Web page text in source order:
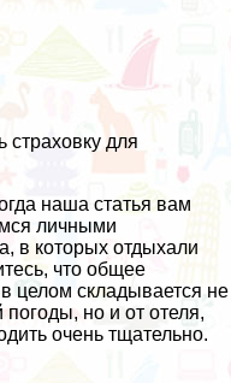
страховку для
наша статья вам
личными
в которых отдыхали
что общее
целом складывается не
но и от отеля,
очень тщательно.